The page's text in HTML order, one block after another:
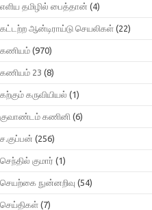
எளிய தமிழில் பைத்தான் (4)
கட்டற்ற ஆன்டிராய்டு செயலிகள் (22)
கணியம் (970)
கணியம் 23 (8)
கற்கும் கருவியியல் (1)
குவாண்டம் கணினி (6)
ச.குப்பன் (256)
செந்தில் குமார் (1)
செயற்கை நுன்னறிவு (54)
செய்திகள் (7)